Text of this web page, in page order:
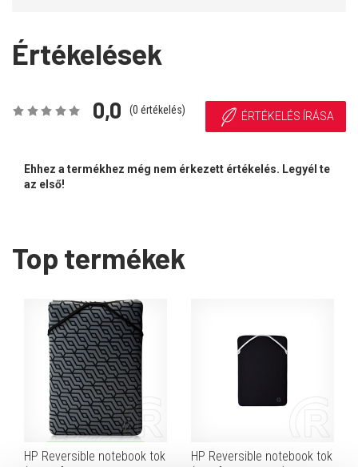
Értékelések
0,0 (0 értékelés) ÉRTÉKELÉS ÍRÁSA
Ehhez a termékhez még nem érkezett értékelés. Legyél te
az első!
Top termékek
HP Reversible notebook tok
HP Reversible notebook tok